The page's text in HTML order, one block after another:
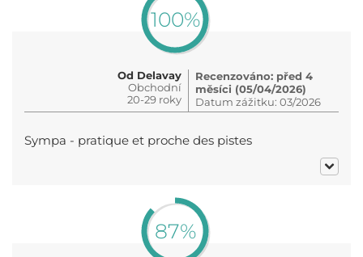
100%
Od Delavay
Obchodní
20-29 roky
Recenzováno: před 4
měsíci (05/04/2026)
Datum zážitku: 03/2026
Sympa - pratique et proche des pistes
87%